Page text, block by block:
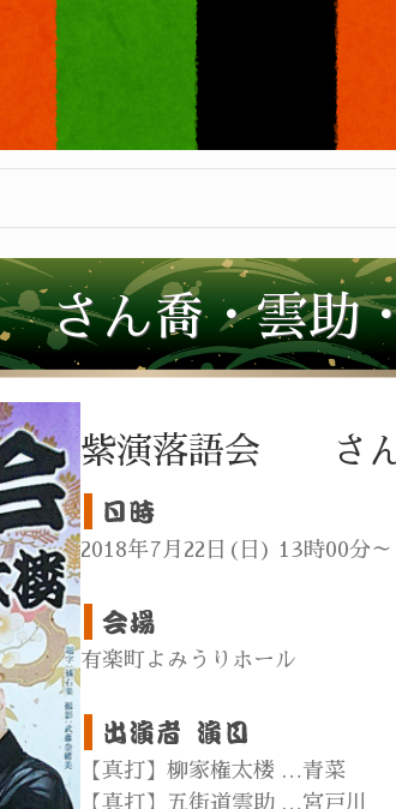
ん喬・雲助
紫演落語会 さん
2018年7月22日(日) 13時00分～
有楽町よみうりホール
【真打】柳家権太楼 …青菜
【真打】五街道雲助 …宮戸川